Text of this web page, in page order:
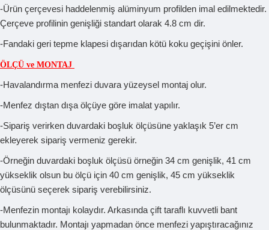
-Ürün çerçevesi haddelenmiş alüminyum profilden imal edilmektedir.
Çerçeve profilinin genişliği standart olarak 4.8 cm dir.
-Fandaki geri tepme klapesi dışarıdan kötü koku geçişini önler.
ÖLÇÜ ve MONTAJ
-Havalandırma menfezi duvara yüzeysel montaj olur.
-Menfez dıştan dışa ölçüye göre imalat yapılır.
-Sipariş verirken duvardaki boşluk ölçüsüne yaklaşık 5’er cm
ekleyerek sipariş vermeniz gerekir.
-Örneğin duvardaki boşluk ölçüsü örneğin 34 cm genişlik, 41 cm
yükseklik olsun bu ölçü için 40 cm genişlik, 45 cm yükseklik
ölçüsünü seçerek sipariş verebilirsiniz.
-Menfezin montajı kolaydır. Arkasında çift taraflı kuvvetli bant
bulunmaktadır. Montajı yapmadan önce menfezi yapıştıracağınız